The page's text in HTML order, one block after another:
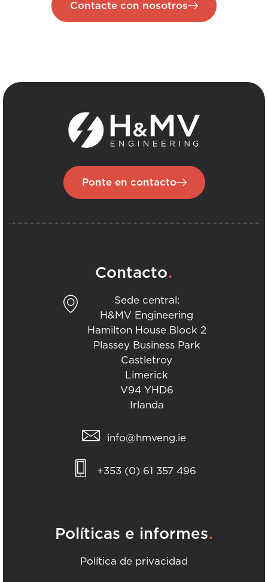
Contacte con nosotros
Ponte en contacto
Contacto.
Sede central:
H&MV Engineering
Hamilton House Block 2
Plassey Business Park
Castletroy
Limerick
V94 YHD6
Irlanda
info@hmveng.ie
+353 (0) 61 357 496
Políticas e informes.
Política de privacidad